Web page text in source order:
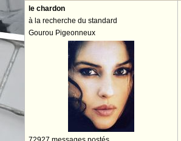
le chardon
à la recherche du standard
Gourou Pigeonneux